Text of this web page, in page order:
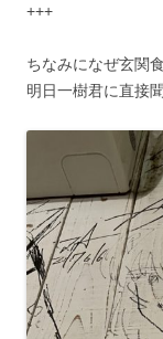
+++
ちなみになぜ玄関
明日一樹君に直接